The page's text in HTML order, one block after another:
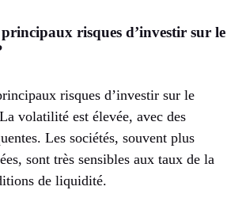
principaux risques d’investir sur le
risques d’investir sur le
volatilité est élevée, avec des
Les sociétés, souvent plus
sont très sensibles aux taux de la
de liquidité.